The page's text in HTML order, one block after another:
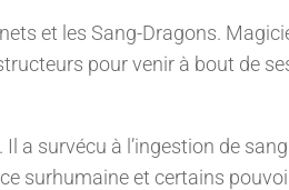
et les Sang-Dragons.
pour venir à bout de
a survécu à l’ingestion de
surhumaine et certains